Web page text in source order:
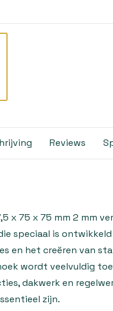
Reviews
x 75 x 75 mm 2 mm
speciaal is
en het creëren van
wordt veelvuldig
dakwerk en
zijn.